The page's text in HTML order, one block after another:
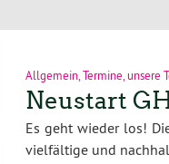
Allgemein Termine unsere
Neustart
Es geht wieder los!
vielfältige und